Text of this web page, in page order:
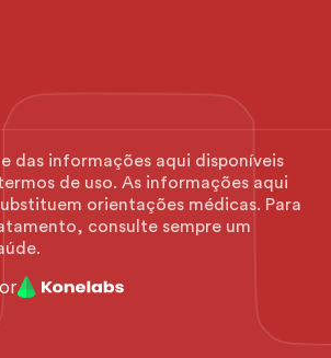
das informações aqui disponíveis
de uso. As informações aqui
orientações médicas. Para
consulte sempre um